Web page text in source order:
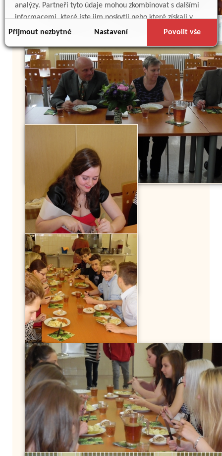
analýzy. Partneři tyto údaje mohou zkombinovat s dalšími
informacemi, které jste jim poskytli nebo které získali v
důsledku toho, že používáte jejich služby.
Přijmout nezbytné Nastavení Povolit vše